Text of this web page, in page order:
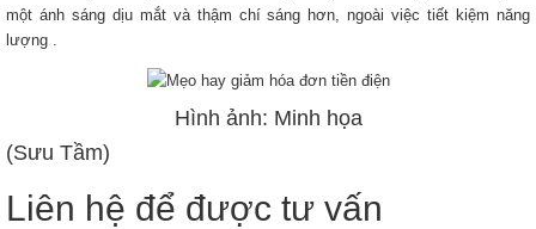
một ánh sáng dịu mắt và thậm chí sáng hơn, ngoài việc tiết kiệm năng
lượng .
Hình ảnh: Minh họa
(Sưu Tầm)
Liên hệ để được tư vấn